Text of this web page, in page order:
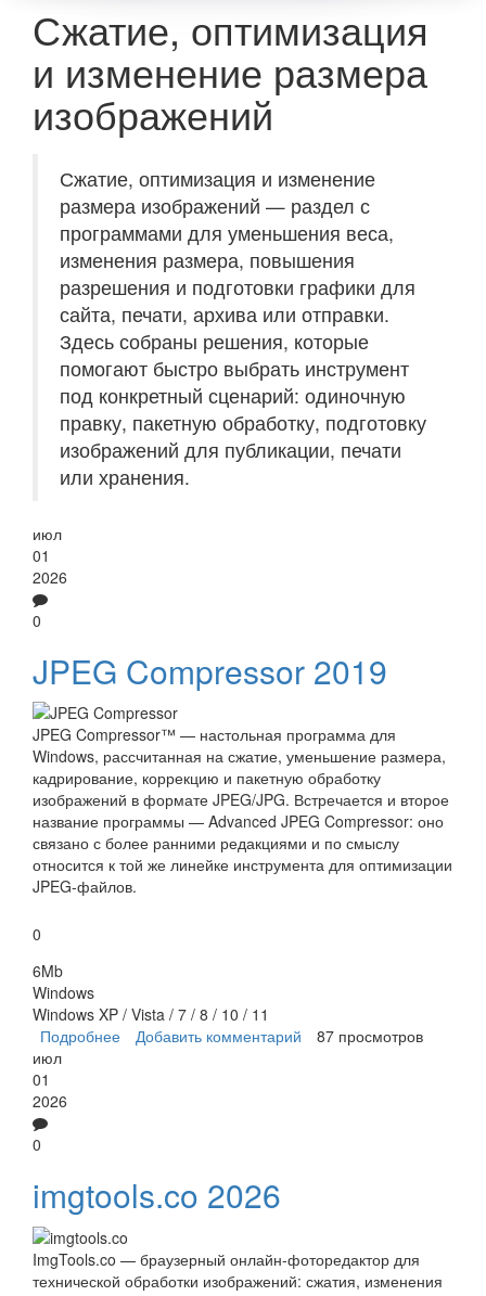
Сжатие, оптимизация
и изменение размера
изображений
Сжатие, оптимизация и изменение
размера изображений — раздел с
программами для уменьшения веса,
изменения размера, повышения
разрешения и подготовки графики для
сайта, печати, архива или отправки.
Здесь собраны решения, которые
помогают быстро выбрать инструмент
под конкретный сценарий: одиночную
правку, пакетную обработку, подготовку
изображений для публикации, печати
или хранения.
июл
01
2026
0
JPEG Compressor 2019
JPEG Compressor™ — настольная программа для
Windows, рассчитанная на сжатие, уменьшение размера,
кадрирование, коррекцию и пакетную обработку
изображений в формате JPEG/JPG. Встречается и второе
название программы — Advanced JPEG Compressor: оно
связано с более ранними редакциями и по смыслу
относится к той же линейке инструмента для оптимизации
JPEG-файлов.
0
6Mb
Windows
Windows XP / Vista / 7 / 8 / 10 / 11
Подробнее о JPEG Compressor
Добавить комментарий
87 просмотров
июл
01
2026
0
imgtools.co 2026
ImgTools.co — браузерный онлайн-фоторедактор для
технической обработки изображений: сжатия, изменения